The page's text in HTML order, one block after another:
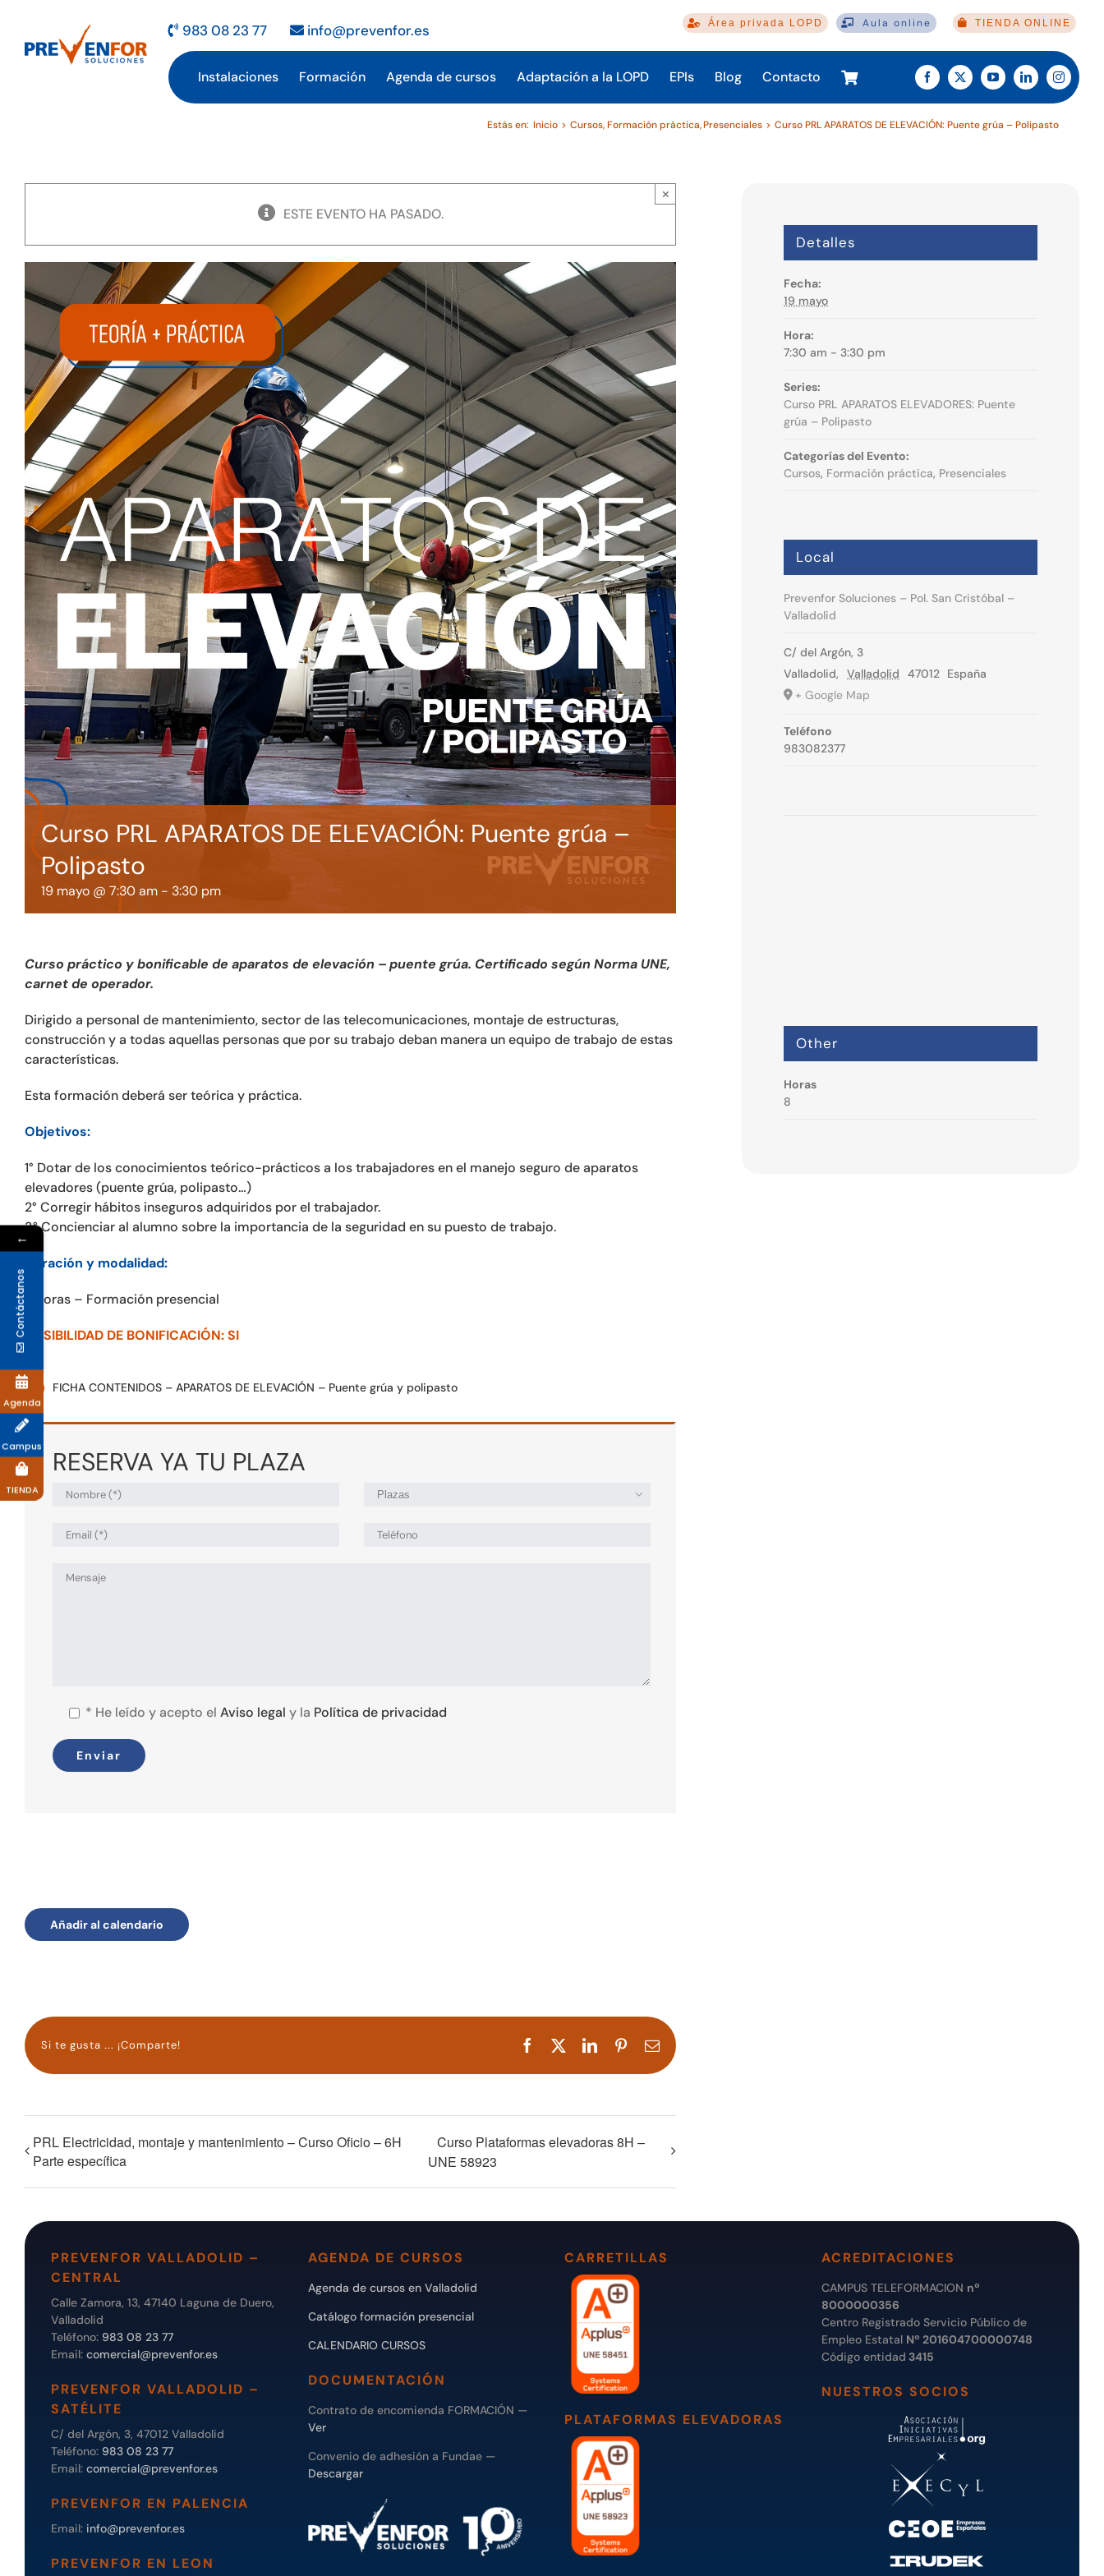
contenido
983 08 23 77 info@prevenfor.es Área privada LOPD Aula online TIENDA ONLINE
Instalaciones Formación Agenda de cursos Adaptación a la LOPD EPIs Blog Contacto
Estás en: Inicio Cursos Formación práctica Presenciales Curso PRL APARATOS DE ELEVACIÓN: Puente grúa – Polipasto
ESTE EVENTO HA PASADO.
×
Curso PRL APARATOS DE ELEVACIÓN: Puente grúa –
Polipasto
19 mayo @ 7:30 am - 3:30 pm
Curso práctico y bonificable de aparatos de elevación – puente grúa. Certificado según Norma UNE,
carnet de operador.
Dirigido a personal de mantenimiento, sector de las telecomunicaciones, montaje de estructuras,
construcción y a todas aquellas personas que por su trabajo deban manera un equipo de trabajo de estas
características.
Esta formación deberá ser teórica y práctica.
Objetivos:
1° Dotar de los conocimientos teórico-prácticos a los trabajadores en el manejo seguro de aparatos
elevadores (puente grúa, polipasto…)
2° Corregir hábitos inseguros adquiridos por el trabajador.
3° Concienciar al alumno sobre la importancia de la seguridad en su puesto de trabajo.
Duración y modalidad:
8 horas – Formación presencial
POSIBILIDAD DE BONIFICACIÓN: SI
FICHA CONTENIDOS – APARATOS DE ELEVACIÓN – Puente grúa y polipasto
RESERVA YA TU PLAZA

* He leído y acepto el Aviso legal y la Política de privacidad
Añadir al calendario
Si te gusta ... ¡Comparte! Facebook LinkedInPinterestCorreo
electrónico
PRL Electricidad, montaje y mantenimiento – Curso Oficio – 6H
Parte específica
Curso Plataformas elevadoras 8H –
UNE 58923
Detalles
Fecha:
19 mayo
Hora:
7:30 am - 3:30 pm
Series:
Curso PRL APARATOS ELEVADORES: Puente
grúa – Polipasto
Categorías del Evento:
Cursos, Formación práctica, Presenciales
Local
Prevenfor Soluciones – Pol. San Cristóbal –
Valladolid
C/ del Argón, 3
Valladolid, Valladolid 47012 España
+ Google Map
Teléfono
983082377
Other
Horas
8
PREVENFOR VALLADOLID –
CENTRAL
Calle Zamora, 13, 47140 Laguna de Duero,
Valladolid
Teléfono: 983 08 23 77
Email: comercial@prevenfor.es
PREVENFOR VALLADOLID –
SATÉLITE
C/ del Argón, 3, 47012 Valladolid
Teléfono: 983 08 23 77
Email: comercial@prevenfor.es
PREVENFOR EN PALENCIA
Email: info@prevenfor.es
PREVENFOR EN LEON
AGENDA DE CURSOS
Agenda de cursos en Valladolid
Catálogo formación presencial
CALENDARIO CURSOS
DOCUMENTACIÓN
Contrato de encomienda FORMACIÓN —
Ver
Convenio de adhesión a Fundae —
Descargar
CARRETILLAS
PLATAFORMAS ELEVADORAS
ACREDITACIONES
CAMPUS TELEFORMACION nº
8000000356
Centro Registrado Servicio Público de
Empleo Estatal Nº 201604700000748
Código entidad 3415
NUESTROS SOCIOS
←
Contáctanos
Agenda
Campus
TIENDA